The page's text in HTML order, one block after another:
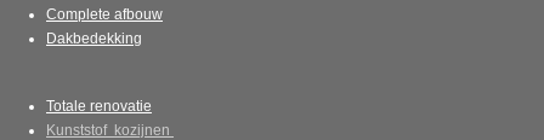
Complete afbouw
Dakbedekking
Totale renovatie
Kunststof kozijnen